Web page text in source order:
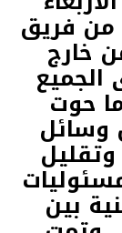
من فريق
خارج
الجميع
حوت
وسائل
بين